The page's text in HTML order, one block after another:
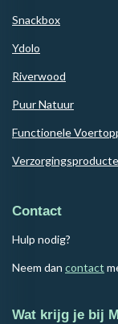
Snackbox
Ydolo
Riverwood
Puur Natuur
Functionele
Contact
Hulp nodig?
Neem dan contact
Wat krijg je bij